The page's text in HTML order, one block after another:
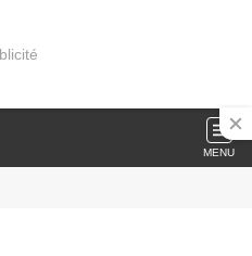
MENU